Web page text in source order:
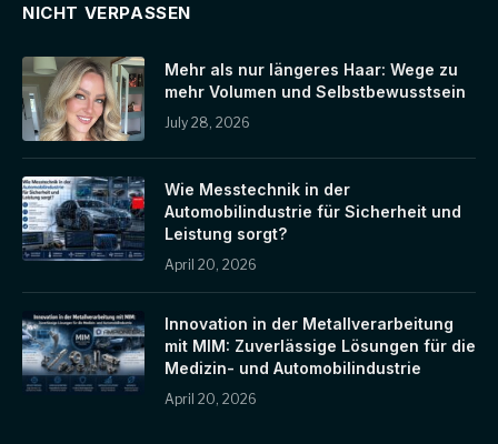
NICHT VERPASSEN
Mehr als nur längeres Haar: Wege zu
mehr Volumen und Selbstbewusstsein
July 28, 2026
Wie Messtechnik in der
Automobilindustrie für Sicherheit und
Leistung sorgt?
April 20, 2026
Innovation in der Metallverarbeitung
mit MIM: Zuverlässige Lösungen für die
Medizin- und Automobilindustrie
April 20, 2026